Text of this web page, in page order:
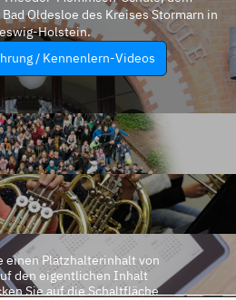
Oldesloe des Kreises Stormarn in
Holstein.
/ Kennenlern-Videos
einen Platzhalterinhalt von
den eigentlichen Inhalt
Sie auf die Schaltfläche